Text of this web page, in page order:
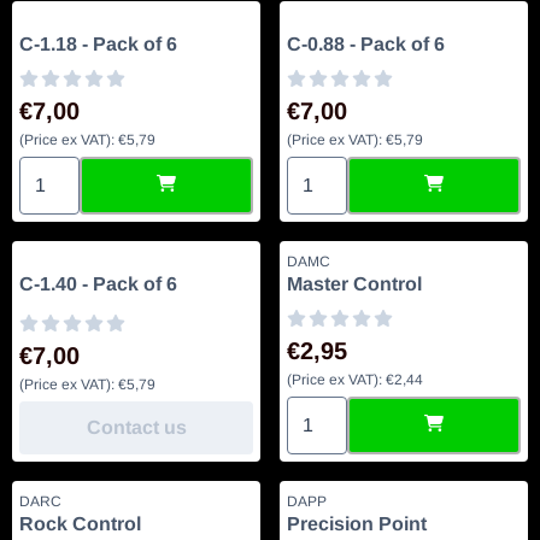
C-1.18 - Pack of 6
Prijs: 7,00, exclusief btw: 5,79
€7,00
(Price ex VAT): €5,79
C-0.88 - Pack of 6
Prijs: 7,00, exclusief btw: 5,79
€7,00
(Price ex VAT): €5,79
C-1.40 - Pack of 6
Prijs: 7,00, exclusief btw: 5,79
€7,00
(Price ex VAT): €5,79
Contact us
Artikelnummer
DAMC
Master Control
Prijs: 2,95, exclusief btw: 2,44
€2,95
(Price ex VAT): €2,44
Artikelnummer
DARC
Rock Control
Artikelnummer
DAPP
Precision Point